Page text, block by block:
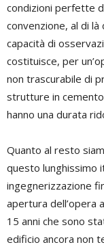
condizioni perfette
convenzione, al di
capacità di
costituisce, per
non trascurabile di
strutture in
hanno una durata
Quanto al resto
questo lunghissimo
ingegnerizzazione
apertura dell’opera
15 anni che sono
edificio ancora non